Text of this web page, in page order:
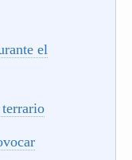
el
terrario